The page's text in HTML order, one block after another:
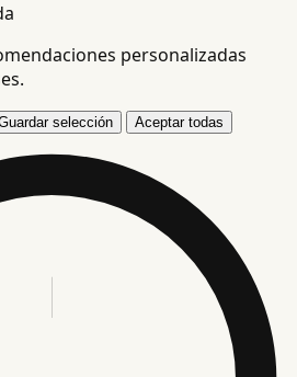
personalizadas
selección Aceptar todas